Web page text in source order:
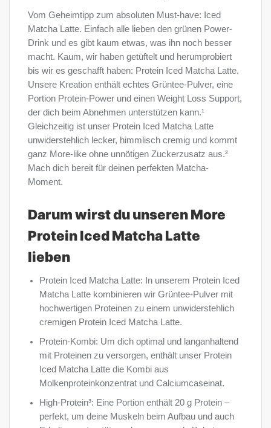
Vom Geheimtipp zum absoluten Must-have: Iced
Matcha Latte. Einfach alle lieben den grünen Power-
Drink und es gibt kaum etwas, was ihn noch besser
macht. Kaum, wir haben getüftelt und herumprobiert
bis wir es geschafft haben: Protein Iced Matcha Latte.
Unsere Kreation enthält echtes Grüntee-Pulver, eine
Portion Protein-Power und einen Weight Loss Support,
der dich beim Abnehmen unterstützen kann.¹
Gleichzeitig ist unser Protein Iced Matcha Latte
unwiderstehlich lecker, himmlisch cremig und kommt
ganz More-like ohne unnötigen Zuckerzusatz aus.²
Mach dich bereit für deinen perfekten Matcha-
Moment.
Darum wirst du unseren More
Protein Iced Matcha Latte
lieben
Protein Iced Matcha Latte: In unserem Protein Iced
Matcha Latte kombinieren wir Grüntee-Pulver mit
hochwertigen Proteinen zu einem unwiderstehlich
cremigen Protein Iced Matcha Latte.
Protein-Kombi: Um dich optimal und langanhaltend
mit Proteinen zu versorgen, enthält unser Protein
Iced Matcha Latte die Kombi aus
Molkenproteinkonzentrat und Calciumcaseinat.
High-Protein³: Eine Portion enthält 20 g Protein –
perfekt, um deine Muskeln beim Aufbau und auch